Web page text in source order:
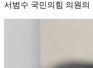
서범수 국민의힘 의원의